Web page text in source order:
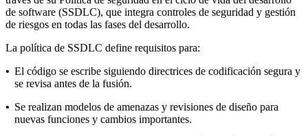
de software (SSDLC), que integra controles de seguridad y gestión
de riesgos en todas las fases del desarrollo.
La política de SSDLC define requisitos para:
• El código se escribe siguiendo directrices de codificación segura y
se revisa antes de la fusión.
• Se realizan modelos de amenazas y revisiones de diseño para
nuevas funciones y cambios importantes.